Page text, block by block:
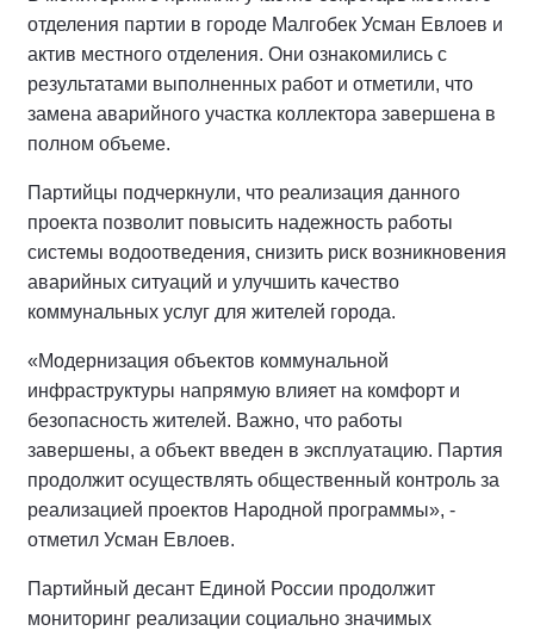
отделения партии в городе Малгобек Усман Евлоев и
актив местного отделения. Они ознакомились с
результатами выполненных работ и отметили, что
замена аварийного участка коллектора завершена в
полном объеме.
Партийцы подчеркнули, что реализация данного
проекта позволит повысить надежность работы
системы водоотведения, снизить риск возникновения
аварийных ситуаций и улучшить качество
коммунальных услуг для жителей города.
«Модернизация объектов коммунальной
инфраструктуры напрямую влияет на комфорт и
безопасность жителей. Важно, что работы
завершены, а объект введен в эксплуатацию. Партия
продолжит осуществлять общественный контроль за
реализацией проектов Народной программы», -
отметил Усман Евлоев.
Партийный десант Единой России продолжит
мониторинг реализации социально значимых